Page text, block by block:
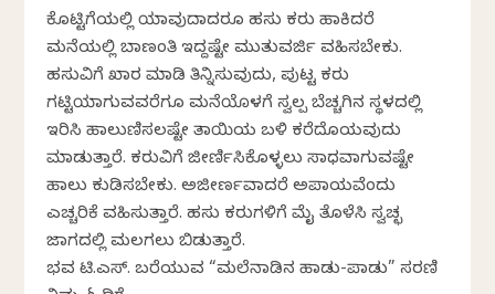
ಕೊಟ್ಟಿಗೆಯಲ್ಲಿ ಯಾವುದಾದರೂ ಹಸು ಕರು ಹಾಕಿದರೆ
ಮನೆಯಲ್ಲಿ ಬಾಣಂತಿ ಇದ್ದಷ್ಟೇ ಮುತುವರ್ಜಿ ವಹಿಸಬೇಕು.
ಹಸುವಿಗೆ ಖಾರ ಮಾಡಿ ತಿನ್ನಿಸುವುದು, ಪುಟ್ಟ ಕರು
ಗಟ್ಟಿಯಾಗುವವರೆಗೂ ಮನೆಯೊಳಗೆ ಸ್ವಲ್ಪ ಬೆಚ್ಚಗಿನ ಸ್ಥಳದಲ್ಲಿ
ಇರಿಸಿ ಹಾಲುಣಿಸಲಷ್ಟೇ ತಾಯಿಯ ಬಳಿ ಕರೆದೊಯ್ಯವುದು
ಮಾಡುತ್ತಾರೆ. ಕರುವಿಗೆ ಜೀರ್ಣಿಸಿಕೊಳ್ಳಲು ಸಾಧ್ಯವಾಗುವಷ್ಟೇ
ಹಾಲು ಕುಡಿಸಬೇಕು. ಅಜೀರ್ಣವಾದರೆ ಅಪಾಯವೆಂದು
ಎಚ್ಚರಿಕೆ ವಹಿಸುತ್ತಾರೆ. ಹಸು ಕರುಗಳಿಗೆ ಮೈ ತೊಳೆಸಿ ಸ್ವಚ್ಛ
ಜಾಗದಲ್ಲಿ ಮಲಗಲು ಬಿಡುತ್ತಾರೆ.
ಭವ್ಯ ಟಿ.ಎಸ್. ಬರೆಯುವ “ಮಲೆನಾಡಿನ ಹಾಡು-ಪಾಡು” ಸರಣಿ